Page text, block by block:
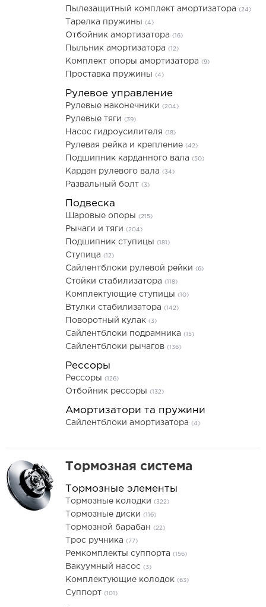
Пылезащитный комплект амортизатора (24)
Тарелка пружины (4)
Отбойник амортизатора (16)
Пыльник амортизатора (12)
Комплект опоры амортизатора (9)
Проставка пружины (4)
Рулевое управление
Рулевые наконечники (204)
Рулевые тяги (39)
Насос гидроусилителя (18)
Рулевая рейка и крепление (42)
Подшипник карданного вала (50)
Кардан рулевого вала (34)
Развальный болт (3)
Подвеска
Шаровые опоры (215)
Рычаги и тяги (204)
Подшипник ступицы (181)
Ступица (12)
Сайлентблоки рулевой рейки (6)
Стойки стабилизатора (118)
Комплектующие ступицы (10)
Втулки стабилизатора (142)
Поворотный кулак (3)
Сайлентблоки подрамника (15)
Сайлентблоки рычагов (136)
Рессоры
Рессоры (126)
Отбойник рессоры (132)
Амортизатори та пружини
Сайлентблоки амортизатора (4)
Тормозная система
Тормозные элементы
Тормозные колодки (322)
Тормозные диски (116)
Тормозной барабан (22)
Трос ручника (77)
Ремкомплекты суппорта (156)
Вакуумный насос (3)
Комплектующие колодок (63)
Суппорт (101)